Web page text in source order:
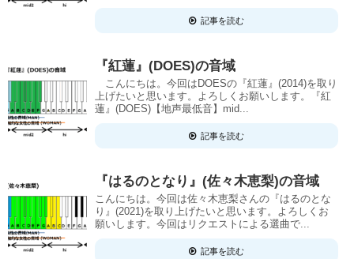
記事を読む
『紅蓮』(DOES)の音域
こんにちは。今回はDOESの『紅蓮』(2014)を取り
上げたいと思います。よろしくお願いします。『紅
蓮』(DOES)【地声最低音】mid...
記事を読む
『はるのとなり』(佐々木恵梨)の音域
こんにちは。今回は佐々木恵梨さんの『はるのとな
り』(2021)を取り上げたいと思います。よろしくお
願いします。今回はリクエストによる選曲で...
記事を読む